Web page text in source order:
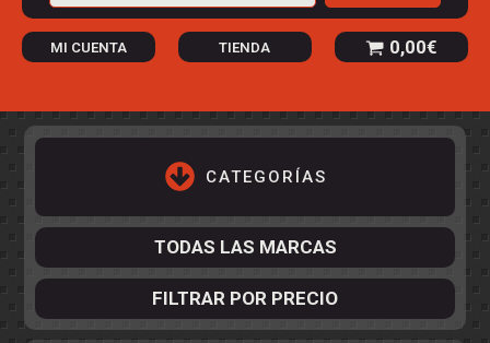
MI CUENTA TIENDA 0,00€
CATEGORÍAS
TODAS LAS MARCAS
FILTRAR POR PRECIO